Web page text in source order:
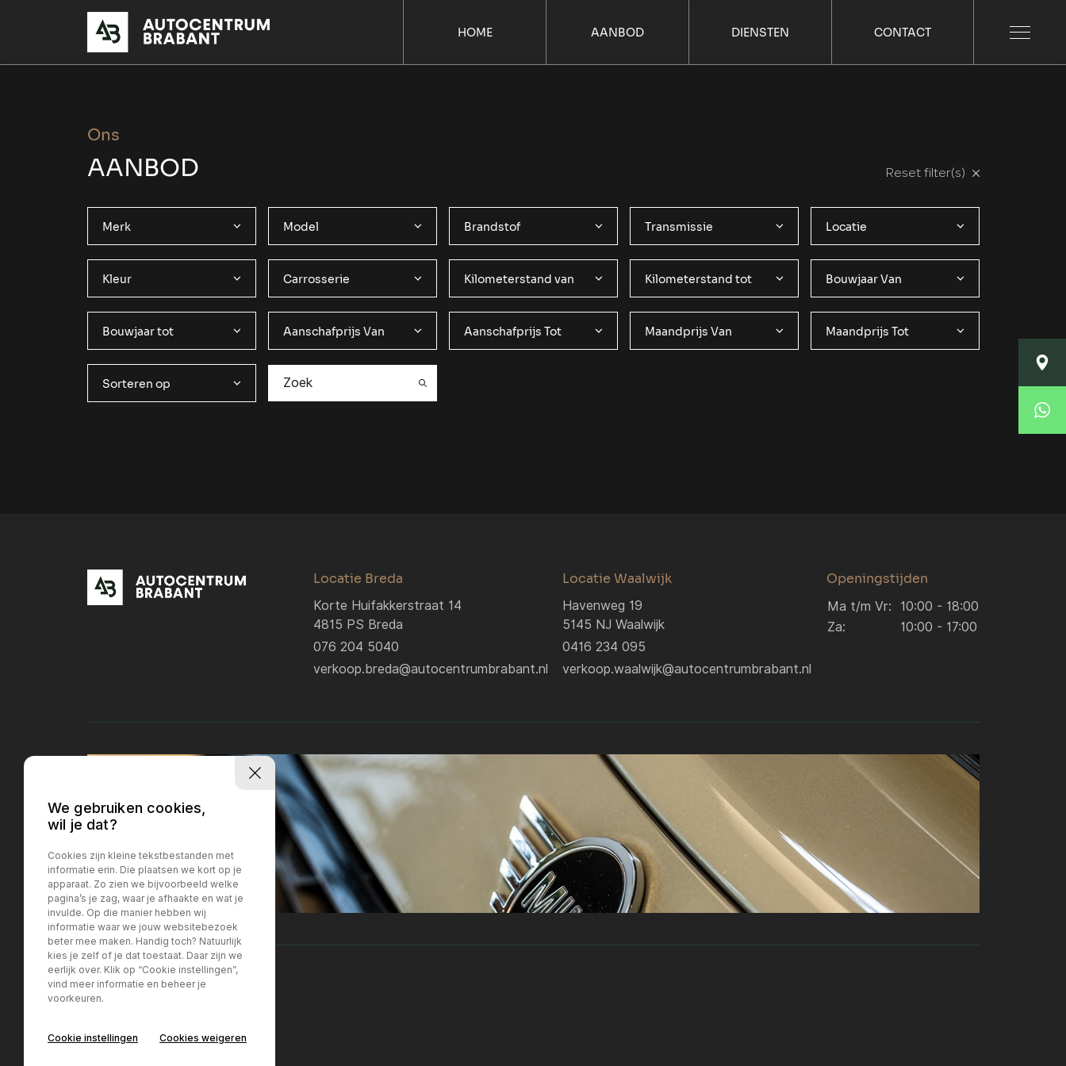
HOME AANBOD DIENSTEN CONTACT
Ons
AANBOD Reset filter(s)
Merk Model Brandstof Transmissie Locatie
Kleur Carrosserie Kilometerstand van Kilometerstand tot Bouwjaar Van
Bouwjaar tot Aanschafprijs Van Aanschafprijs Tot Maandprijs Van Maandprijs Tot
Sorteren op
Locatie Breda
Korte Huifakkerstraat 14
4815 PS Breda
076 204 5040
verkoop.breda@autocentrumbrabant.nl
Locatie Waalwijk
Havenweg 19
5145 NJ Waalwijk
0416 234 095
verkoop.waalwijk@autocentrumbrabant.nl
Openingstijden
Ma t/m Vr:
10:00 - 18:00
Za:
10:00 - 17:00
We gebruiken cookies,
wil je dat?
Cookies zijn kleine tekstbestanden met
informatie erin. Die plaatsen we kort op je
apparaat. Zo zien we bijvoorbeeld welke
pagina’s je zag, waar je afhaakte en wat je
invulde. Op die manier hebben wij
informatie waar we jouw websitebezoek
beter mee maken. Handig toch? Natuurlijk
kies je zelf of je dat toestaat. Daar zijn we
eerlijk over. Klik op “Cookie instellingen”,
vind meer informatie en beheer je
voorkeuren.
Cookie instellingen Cookies weigeren